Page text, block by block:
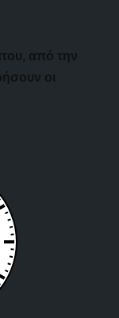
από την
οι